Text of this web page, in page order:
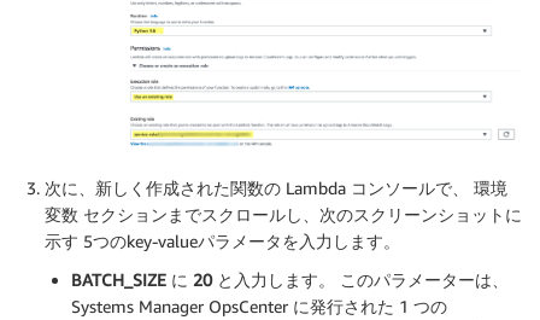
次に、新しく作成された関数の Lambda コンソールで、 環境
変数 セクションまでスクロールし、次のスクリーンショットに
示す 5つのkey-valueパラメータを入力します。
BATCH_SIZE に 20と入力します。 このパラメーターは、
Systems Manager OpsCenter に発行された 1 つの